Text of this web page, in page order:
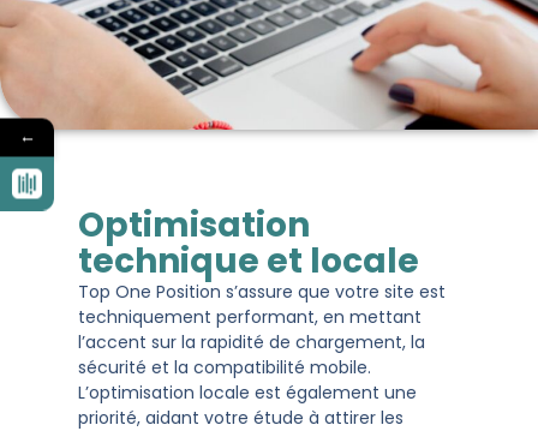
Optimisation
technique et locale
Top One Position s’assure que votre site est
techniquement performant, en mettant
l’accent sur la rapidité de chargement, la
sécurité et la compatibilité mobile.
L’optimisation locale est également une
priorité, aidant votre étude à attirer les
←